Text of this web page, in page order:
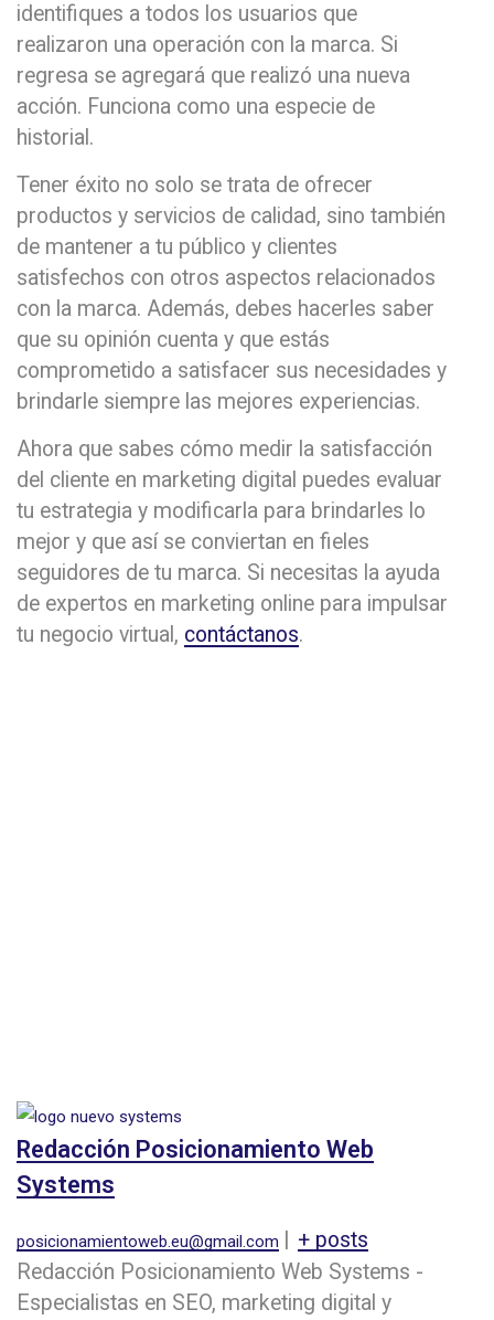
identifiques a todos los usuarios que
realizaron una operación con la marca. Si
regresa se agregará que realizó una nueva
acción. Funciona como una especie de
historial.
Tener éxito no solo se trata de ofrecer
productos y servicios de calidad, sino también
de mantener a tu público y clientes
satisfechos con otros aspectos relacionados
con la marca. Además, debes hacerles saber
que su opinión cuenta y que estás
comprometido a satisfacer sus necesidades y
brindarle siempre las mejores experiencias.
Ahora que sabes cómo medir la satisfacción
del cliente en marketing digital puedes evaluar
tu estrategia y modificarla para brindarles lo
mejor y que así se conviertan en fieles
seguidores de tu marca. Si necesitas la ayuda
de expertos en marketing online para impulsar
tu negocio virtual, contáctanos.
Redacción Posicionamiento Web
Systems
posicionamientoweb.eu@gmail.com
+ posts
Redacción Posicionamiento Web Systems -
Especialistas en SEO, marketing digital y